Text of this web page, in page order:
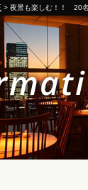
> 夜景も楽しむ！！ 20